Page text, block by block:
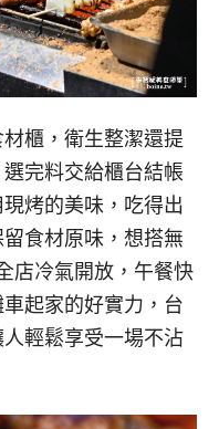
櫃，衛生整潔還提
完料交給櫃台結帳
烤的美味，吃得出
食材原味，想搭無
店冷氣開放，午餐快
起家的好實力，台
人輕鬆享受一場不沾